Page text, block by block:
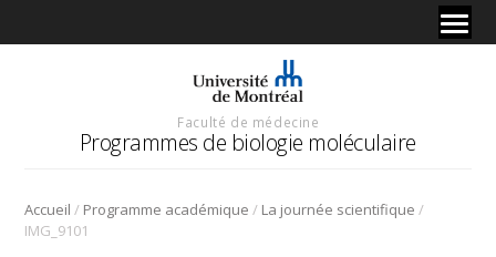
Faculté de médecine
Programmes de biologie moléculaire
Accueil / Programme académique / La journée scientifique /
IMG_9101